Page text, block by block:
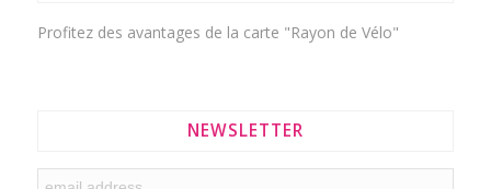
Profitez des avantages de la carte "Rayon de Vélo"
NEWSLETTER